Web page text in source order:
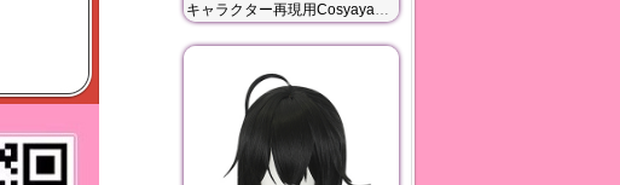
キャラクター再現用Cosyaya通
販 送料無料